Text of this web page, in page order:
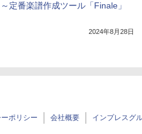
定番楽譜作成ツール「Finale」
2024年8月28日
ポリシー 会社概要 インプレスグ